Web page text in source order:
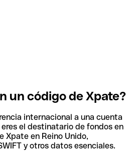
un código de Xpate?
internacional a una cuenta
el destinatario de fondos en
Xpate en Reino Unido,
y otros datos esenciales.